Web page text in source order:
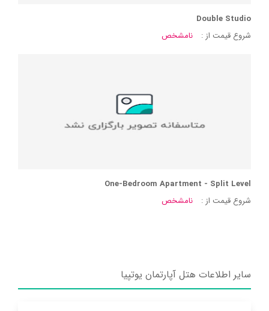
Double Studio
شروع قیمت از :
نامشخص
One-Bedroom Apartment - Split Level
شروع قیمت از :
نامشخص
سایر اطلاعات هتل آپارتمان یوتپیا